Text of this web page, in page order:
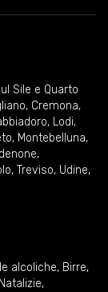
Sile e Quarto
, Cremona,
, Lodi,
, Montebelluna,
,
, Treviso, Udine,
alcoliche, Birre,
,